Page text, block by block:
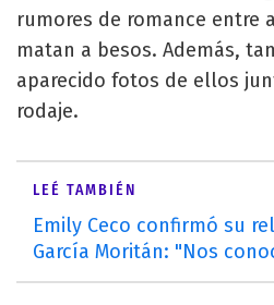
rumores de romance entre
matan a besos. Además,
aparecido fotos de ellos
rodaje.
LEÉ TAMBIÉN
Emily Ceco confirmó su
García Moritán: "Nos